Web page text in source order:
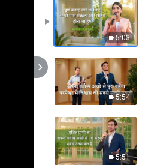
5:03
5:54
5:51